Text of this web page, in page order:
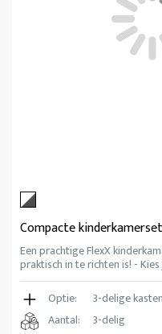
Compacte
Een prachtige FlexX
praktisch in te richten is! -
Optie:
3-delige
Aantal:
3-delig